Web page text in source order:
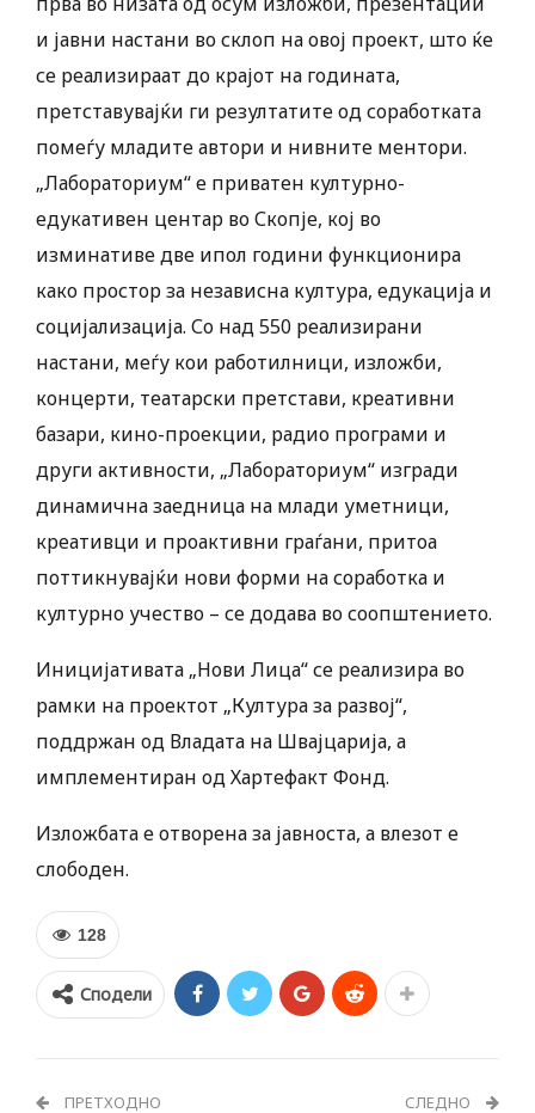
и јавни настани во склоп на овој проект, што ќе
се реализираат до крајот на годината,
претставувајќи ги резултатите од соработката
помеѓу младите автори и нивните ментори.
„Лабораториум“ е приватен културно-
едукативен центар во Скопје, кој во
изминативе две ипол години функционира
како простор за независна култура, едукација и
социјализација. Со над 550 реализирани
настани, меѓу кои работилници, изложби,
концерти, театарски претстави, креативни
базари, кино-проекции, радио програми и
други активности, „Лабораториум“ изгради
динамична заедница на млади уметници,
креативци и проактивни граѓани, притоа
поттикнувајќи нови форми на соработка и
културно учество – се додава во соопштението.
Иницијативата „Нови Лица“ се реализира во
рамки на проектот „Култура за развој“,
поддржан од Владата на Швајцарија, а
имплементиран од Хартефакт Фонд.
Изложбата е отворена за јавноста, а влезот е
слободен.
128
Сподели
ПРЕТХОДНО СЛЕДНО